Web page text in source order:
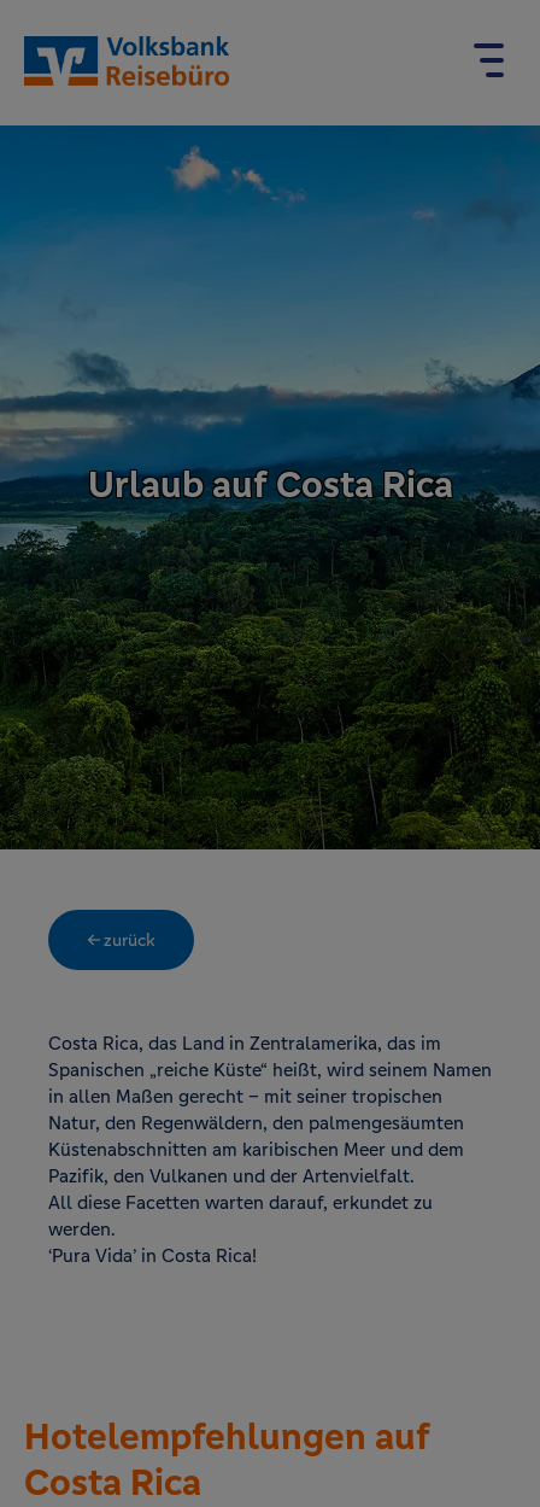
Urlaub auf Costa Rica
← zurück
Costa Rica, das Land in Zentralamerika, das im
Spanischen „reiche Küste“ heißt, wird seinem Namen
in allen Maßen gerecht – mit seiner tropischen
Natur, den Regenwäldern, den palmengesäumten
Küstenabschnitten am karibischen Meer und dem
Pazifik, den Vulkanen und der Artenvielfalt.
All diese Facetten warten darauf, erkundet zu
werden.
‘Pura Vida’ in Costa Rica!
Hotelempfehlungen auf
Costa Rica